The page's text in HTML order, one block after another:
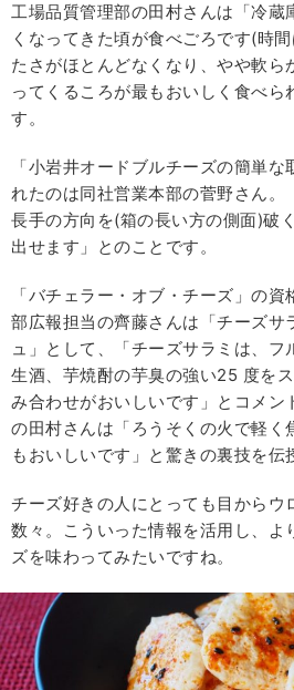
工場品質管理部の田村さんは「冷蔵
くなってきた頃が食べごろです(時
たさがほとんどなくなり、やや軟ら
ってくるころが最もおいしく食べら
す。
「小岩井オードブルチーズの簡単な
れたのは同社営業本部の菅野さん。
長手の方向を(箱の長い方の側面)破
出せます」とのことです。
「バチェラー・オブ・チーズ」の
部広報担当の齊藤さんは「チーズサ
ュ」として、「チーズサラミは、フ
生酒、芋焼酎の芋臭の強い25 度を
み合わせがおいしいです」とコメン
の田村さんは「ろうそくの火で軽く
もおいしいです」と驚きの裏技を伝
チーズ好きの人にとっても目からウ
数々。こういった情報を活用し、よ
ズを味わってみたいですね。